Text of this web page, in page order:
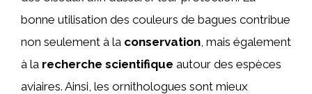
bonne utilisation des couleurs de bagues contribue
non seulement à la conservation, mais également
à la recherche scientifique autour des espèces
aviaires. Ainsi, les ornithologues sont mieux